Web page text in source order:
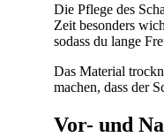
Die Pflege des
Zeit besonders
sodass du lange
Das Material
machen, dass der
Vor- und